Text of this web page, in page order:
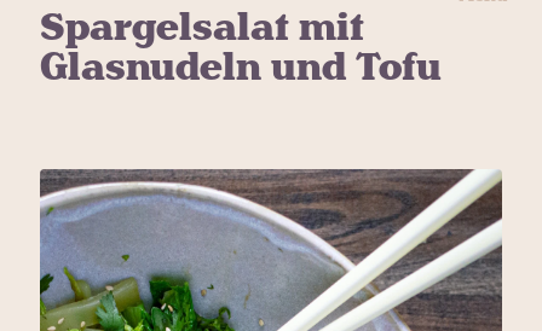
Spargelsalat mit
Glasnudeln und Tofu